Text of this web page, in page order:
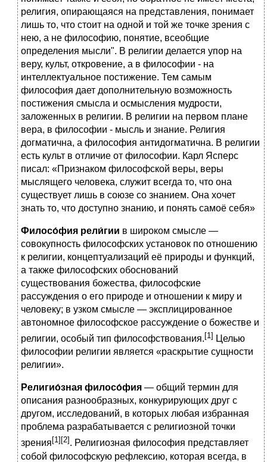
религия, опирающаяся на представления, по­нимает
лишь то, что стоит на одной и той же точке зрения с
нею, а не философию, понятие, всеобщие
определения мысли". В религии делается упор на
веру, культ, откровение, а в фило­софии - на
интеллектуальное постижение. Тем самым
философия дает дополнительную воз­можность
постижения смысла и осмысления мудрости,
заложенных в религии. В религии на первом плане
вера, в философии - мысль и знание. Религия
догматична, а философия антидог­матична. В религии
есть культ в отличие от философии. Карл Ясперс
писал: «Призна­ком философской веры, веры
мыслящего человека, служит всегда то, что она
существует лишь в союзе со знанием. Она хочет
знать то, что доступно знанию, и понять самоё себя»
Филосо́фия рели́гии в широком смысле —
совокупность философских установок по отношению
к религии, концептуализаций её природы и функций,
а также философских обоснований
существования божества, философские
рассуждения о его природе и отношении к миру и
человеку; в узком смысле — эксплицированное
автономное философское рассуждение о божестве и
религии, особый тип философствования. [1] Целью
философии религии является «раскрытие сущности
религии».
Религио́зная филосо́фия — общий термин для
описания разнообразных, конкурирующих друг с
другом, исследований, в которых любая избранная
проблема разрабатывается с религиозной точки
зрения [1][2] . Религиозная философия представляет
собой философскую рефлексию, которая всегда, в